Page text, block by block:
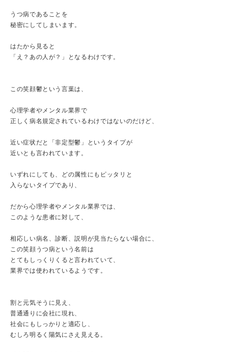
うつ病であることを
秘密にしてしまいます。
はたから見ると
「え？あの人が？」となるわけです。
この笑顔鬱という言葉は、
心理学者やメンタル業界で
正しく病名規定されているわけではないのだけど、
近い症状だと「非定型鬱」というタイプが
近いとも言われています。
いずれにしても、どの属性にもピッタリと
入らないタイプであり、
だから心理学者やメンタル業界では、
このような患者に対して、
相応しい病名、診断、説明が見当たらない場合に、
この笑顔うつ病という名前は
とてもしっくりくると言われていて、
業界では使われているようです。
割と元気そうに見え、
普通通りに会社に現れ、
社会にもしっかりと適応し、
むしろ明るく陽気にさえ見える。